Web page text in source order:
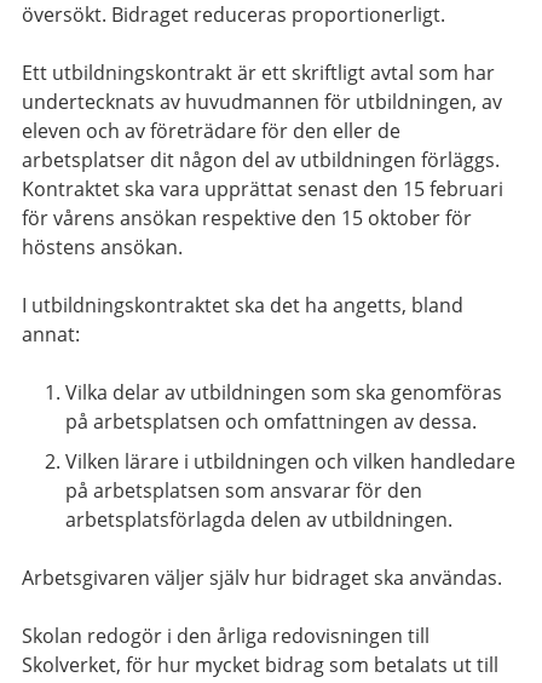
översökt. Bidraget reduceras proportionerligt.
Ett utbildningskontrakt är ett skriftligt avtal som har
undertecknats av huvudmannen för utbildningen, av
eleven och av företrädare för den eller de
arbetsplatser dit någon del av utbildningen förläggs.
Kontraktet ska vara upprättat senast den 15 februari
för vårens ansökan respektive den 15 oktober för
höstens ansökan.
I utbildningskontraktet ska det ha angetts, bland
annat:
Vilka delar av utbildningen som ska genomföras
på arbetsplatsen och omfattningen av dessa.
Vilken lärare i utbildningen och vilken handledare
på arbetsplatsen som ansvarar för den
arbetsplatsförlagda delen av utbildningen.
Arbetsgivaren väljer själv hur bidraget ska användas.
Skolan redogör i den årliga redovisningen till
Skolverket, för hur mycket bidrag som betalats ut till